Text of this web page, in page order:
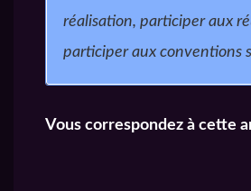
réalisation, participer aux
participer aux conventions
Vous correspondez à cette